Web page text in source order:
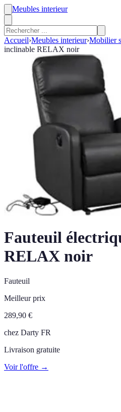
Meubles interieur
Accueil›Meubles interieur›Mobilier
inclinable RELAX noir
Fauteuil
RELAX noir
Fauteuil
Meilleur prix
289,90 €
chez Darty FR
Livraison gratuite
Voir l'offre →